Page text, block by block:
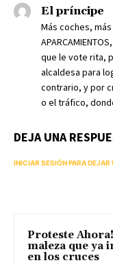
El príncipe
Más coches,
que le vote rita,
alcaldesa para
contrario, y por
o el tráfico,
DEJA UNA
INICIAR SESIÓN PARA DEJAR
Proteste
maleza que ya
en los cruces